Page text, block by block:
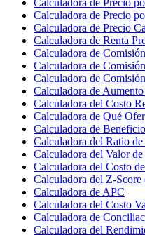
Calculadora de Precio
Calculadora de Precio
Calculadora de Renta
Calculadora de
Calculadora de
Calculadora de
Calculadora de Aumento
Calculadora del Costo
Calculadora de Qué
Calculadora de
Calculadora del Ratio
Calculadora del Valor
Calculadora del Costo
Calculadora del Z-Score
Calculadora de APC
Calculadora del Costo
Calculadora de
Calculadora del